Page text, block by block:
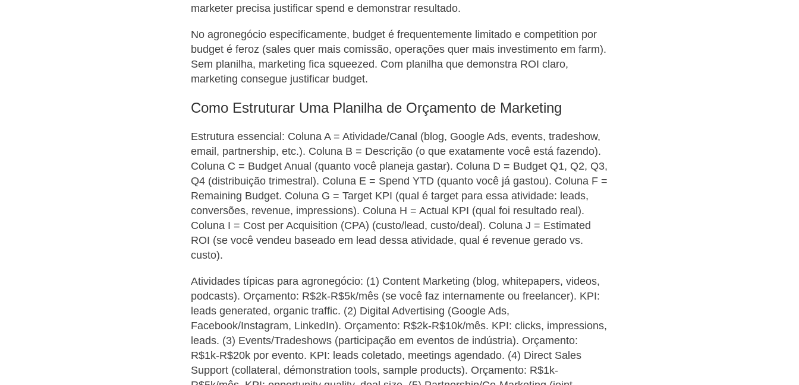
marketer precisa justificar spend e demonstrar resultado.
No agronegócio especificamente, budget é frequentemente limitado e competition por
budget é feroz (sales quer mais comissão, operações quer mais investimento em farm).
Sem planilha, marketing fica squeezed. Com planilha que demonstra ROI claro,
marketing consegue justificar budget.
Como Estruturar Uma Planilha de Orçamento de Marketing
Estrutura essencial: Coluna A = Atividade/Canal (blog, Google Ads, events, tradeshow,
email, partnership, etc.). Coluna B = Descrição (o que exatamente você está fazendo).
Coluna C = Budget Anual (quanto você planeja gastar). Coluna D = Budget Q1, Q2, Q3,
Q4 (distribuição trimestral). Coluna E = Spend YTD (quanto você já gastou). Coluna F =
Remaining Budget. Coluna G = Target KPI (qual é target para essa atividade: leads,
conversões, revenue, impressions). Coluna H = Actual KPI (qual foi resultado real).
Coluna I = Cost per Acquisition (CPA) (custo/lead, custo/deal). Coluna J = Estimated
ROI (se você vendeu baseado em lead dessa atividade, qual é revenue gerado vs.
custo).
Atividades típicas para agronegócio: (1) Content Marketing (blog, whitepapers, videos,
podcasts). Orçamento: R$2k-R$5k/mês (se você faz internamente ou freelancer). KPI:
leads generated, organic traffic. (2) Digital Advertising (Google Ads,
Facebook/Instagram, LinkedIn). Orçamento: R$2k-R$10k/mês. KPI: clicks, impressions,
leads. (3) Events/Tradeshows (participação em eventos de indústria). Orçamento:
R$1k-R$20k por evento. KPI: leads coletado, meetings agendado. (4) Direct Sales
Support (collateral, démonstration tools, sample products). Orçamento: R$1k-